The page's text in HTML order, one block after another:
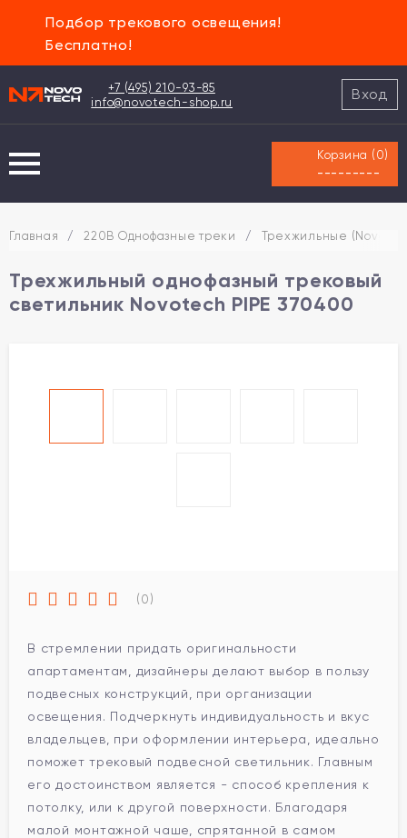
Подбор трекового освещения!
Бесплатно!
+7 (495) 210-93-85
info@novotech-shop.ru
Вход
Корзина ( 0)
---------
Главная / 220В Однофазные треки / Трехжильные
Трехжильный однофазный трековый
светильник Novotech PIPE 370400
(0)
В стремлении придать оригинальности
апартаментам, дизайнеры делают выбор в пользу
подвесных конструкций, при организации
освещения. Подчеркнуть индивидуальность и вкус
владельцев, при оформлении интерьера, идеально
поможет трековый подвесной светильник. Главным
его достоинством является - способ крепления к
потолку, или к другой поверхности. Благодаря
малой монтажной чаше, спрятанной в самом